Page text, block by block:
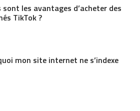
sont les avantages d’acheter des
TikTok ?
mon site internet ne s’indexe